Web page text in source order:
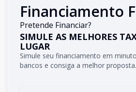
Financiamento
Pretende Financiar?
SIMULE AS MELHORES
LUGAR
Simule seu financiamento em
bancos e consiga a melhor proposta.